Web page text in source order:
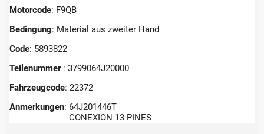
Motorcode: F9QB
Bedingung: Material aus zweiter Hand
Code: 5893822
Teilenummer : 3799064J20000
Fahrzeugcode: 22372
Anmerkungen: 64J201446T
CONEXION 13 PINES